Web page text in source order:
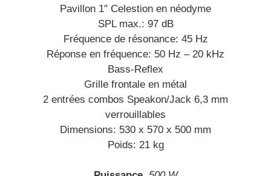
Pavillon 1″ Celestion en néodyme
SPL max.: 97 dB
Fréquence de résonance: 45 Hz
Réponse en fréquence: 50 Hz – 20 kHz
Bass-Reflex
Grille frontale en métal
2 entrées combos Speakon/Jack 6,3 mm
verrouillables
Dimensions: 530 x 570 x 500 mm
Poids: 21 kg